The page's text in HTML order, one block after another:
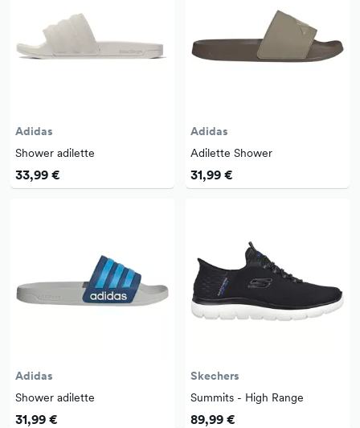
Adidas
Shower adilette
33,99 €
Adidas
Adilette Shower
31,99 €
Adidas
Shower adilette
31,99 €
Skechers
Summits - High Range
89,99 €